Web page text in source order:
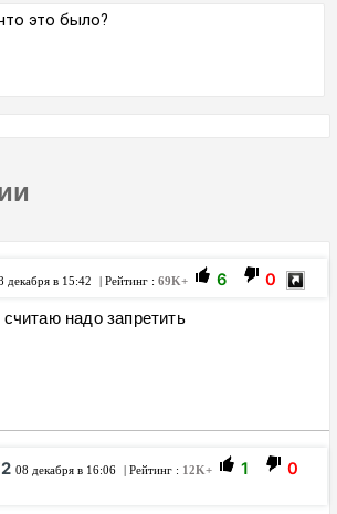
это было?
декабря в 15:42 | Рейтинг : 69K+ 6 0
надо запретить
08 декабря в 16:06 | Рейтинг : 12K+ 1 0